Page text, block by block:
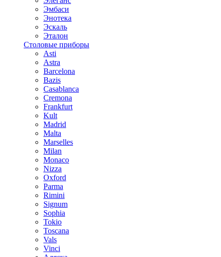
Эмбаси
Энотека
Эскаль
Эталон
Столовые приборы
Asti
Astra
Barcelona
Bazis
Casablanca
Cremona
Frankfurt
Kult
Madrid
Malta
Marselles
Milan
Monaco
Nizza
Oxford
Parma
Rimini
Signum
Sophia
Tokio
Toscana
Vals
Vinci